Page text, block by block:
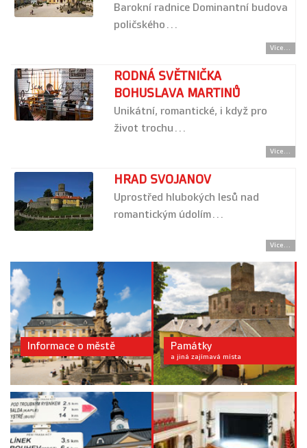
Barokní radnice Dominantní budova
poličského…
Více...
RODNÁ SVĚTNIČKA
BOHUSLAVA MARTINŮ
Unikátní, romantické, i když pro
život trochu…
Více...
HRAD SVOJANOV
Uprostřed hlubokých lesů nad
romantickým údolím…
Více...
Informace o městě Památky
a jiná zajímavá místa